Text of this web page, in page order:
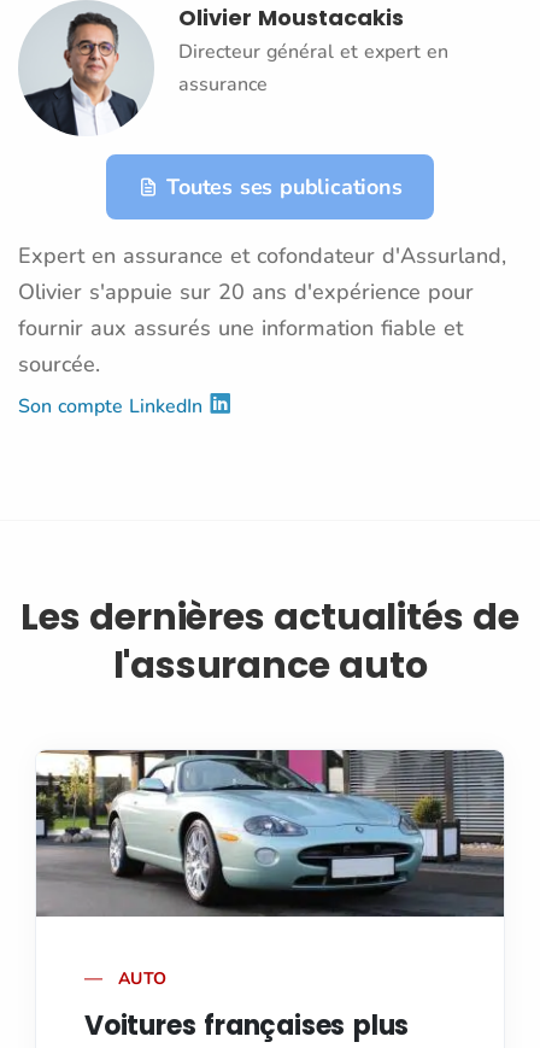
Olivier Moustacakis
Directeur général et expert en
assurance
Toutes ses publications
Expert en assurance et cofondateur d'Assurland,
Olivier s'appuie sur 20 ans d'expérience pour
fournir aux assurés une information fiable et
sourcée.
Son compte LinkedIn
Les dernières actualités de
l'assurance auto
AUTO
Voitures françaises plus